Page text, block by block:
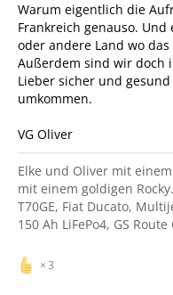
Warum eigentlich die
Frankreich genauso.
oder andere Land wo
Außerdem sind wir doch
Lieber sicher und
umkommen.
VG Oliver
Elke und Oliver mit
mit einem goldigen Rocky.
T70GE, Fiat Ducato,
150 Ah LiFePo4, GS
3